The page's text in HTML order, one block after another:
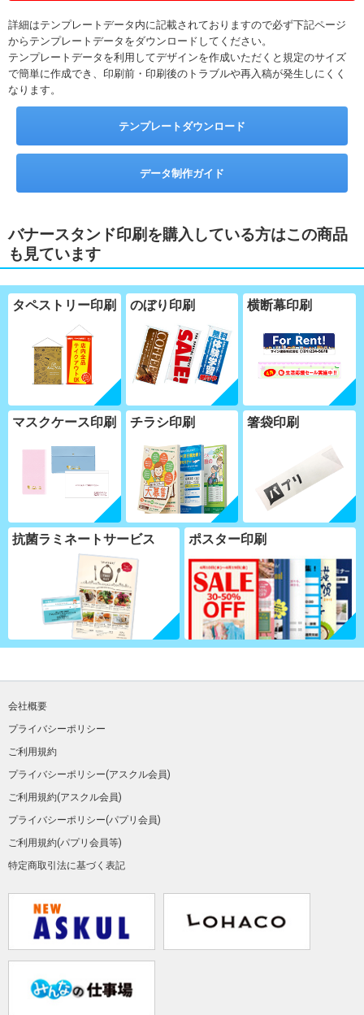
詳細はテンプレートデータ内に記載されておりますので必ず下記ページ
からテンプレートデータをダウンロードしてください。
テンプレートデータを利用してデザインを作成いただくと規定のサイズ
で簡単に作成でき、印刷前・印刷後のトラブルや再入稿が発生しにくく
なります。
テンプレートダウンロード
データ制作ガイド
バナースタンド印刷を購入している方はこの商品
も見ています
タペストリー印刷 のぼり印刷 横断幕印刷
マスクケース印刷 チラシ印刷 箸袋印刷
抗菌ラミネートサービス ポスター印刷
会社概要
プライバシーポリシー
ご利用規約
プライバシーポリシー(アスクル会員)
ご利用規約(アスクル会員)
プライバシーポリシー(パプリ会員)
ご利用規約(パプリ会員等)
特定商取引法に基づく表記